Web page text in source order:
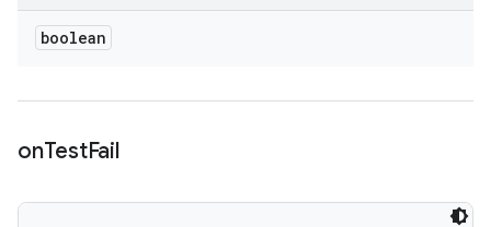
boolean
onTestFail